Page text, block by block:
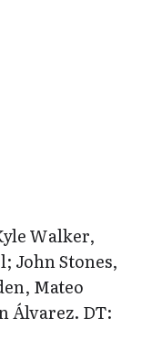
Walker,
John Stones,
Mateo
Álvarez. DT: